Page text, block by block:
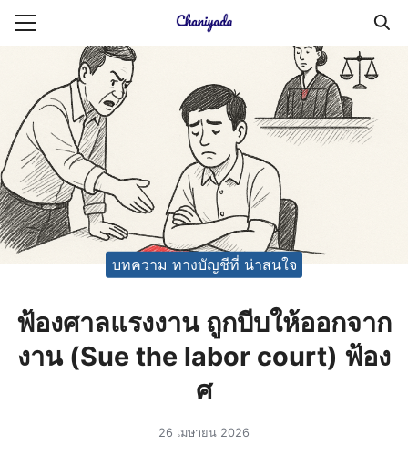
Skip
ยความเป็นส่วนตัว
ญชี (Accounting service)
ญชี (Accounting
บทความ ทางบัญชีที่ น่าสนใจ
ฟ้องศาลแรงงาน ถูกบีบให้ออกจาก
งาน (Sue the labor court) ฟ้อง
ศ
26 เมษายน 2026